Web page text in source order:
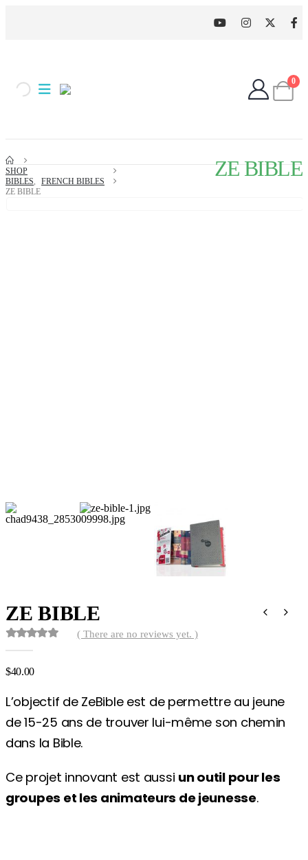
0
ZE BIBLE
SHOP
BIBLES,
FRENCH BIBLES
ZE BIBLE
ZE BIBLE
0out of 5
( There are no reviews yet. )
$40.00
L’objectif de ZeBible est de permettre au jeune
de 15-25 ans de trouver lui-même son chemin
dans la Bible.
Ce projet innovant est aussi un outil pour les
groupes et les animateurs de jeunesse.